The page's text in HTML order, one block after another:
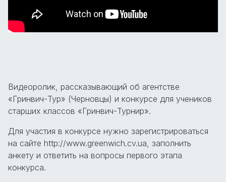
Видеоролик, рассказывающий об агентстве
«Гринвич-Тур» (Черновцы) и конкурсе для учеников
старших классов «Гринвич-Турнир».
Для участия в конкурсе нужно зарегистрироваться
на сайте http://www.greenwich.cv.ua, заполнить
анкету и ответить на вопросы первого этапа
конкурса.